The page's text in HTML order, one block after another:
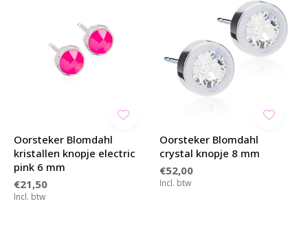
Oorsteker Blomdahl
kristallen knopje electric
pink 6 mm
€21,50
Incl. btw
Oorsteker Blomdahl
crystal knopje 8 mm
€52,00
Incl. btw